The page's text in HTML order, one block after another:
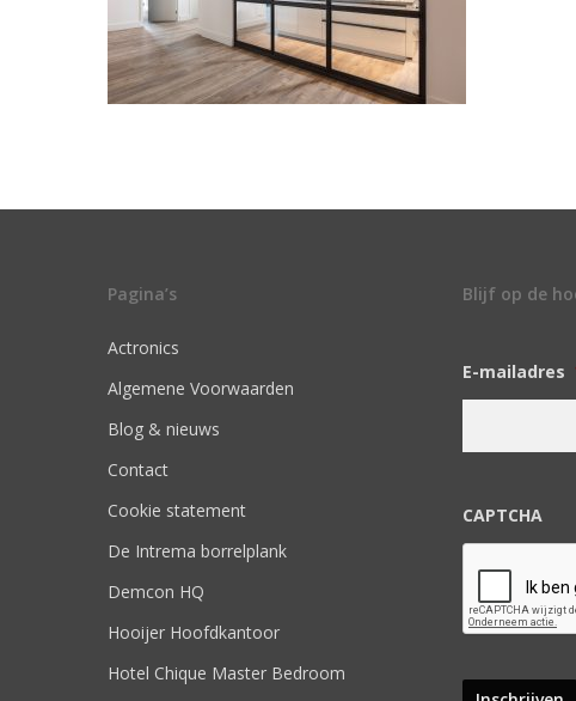
Pagina’s
Actronics
Algemene Voorwaarden
Blog & nieuws
Contact
Cookie statement
De Intrema borrelplank
Demcon HQ
Hooijer Hoofdkantoor
Hotel Chique Master Bedroom
Blijf op de
E-mailadres
CAPTCHA